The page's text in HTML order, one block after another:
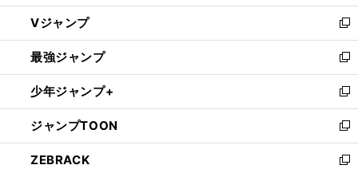
ウ
ィ
ン
ド
ウ
で
開
く
し
い
ウ
ィ
ン
ド
ウ
で
開
く
Vジャンプ
新
し
い
ウ
ィ
ン
ド
ウ
で
最強ジャンプ
新
し
い
ウ
ィ
ン
ド
少年ジャンプ+
新
し
い
ウ
ィ
ジャンプTOON
新
し
い
ZEBRACK
新